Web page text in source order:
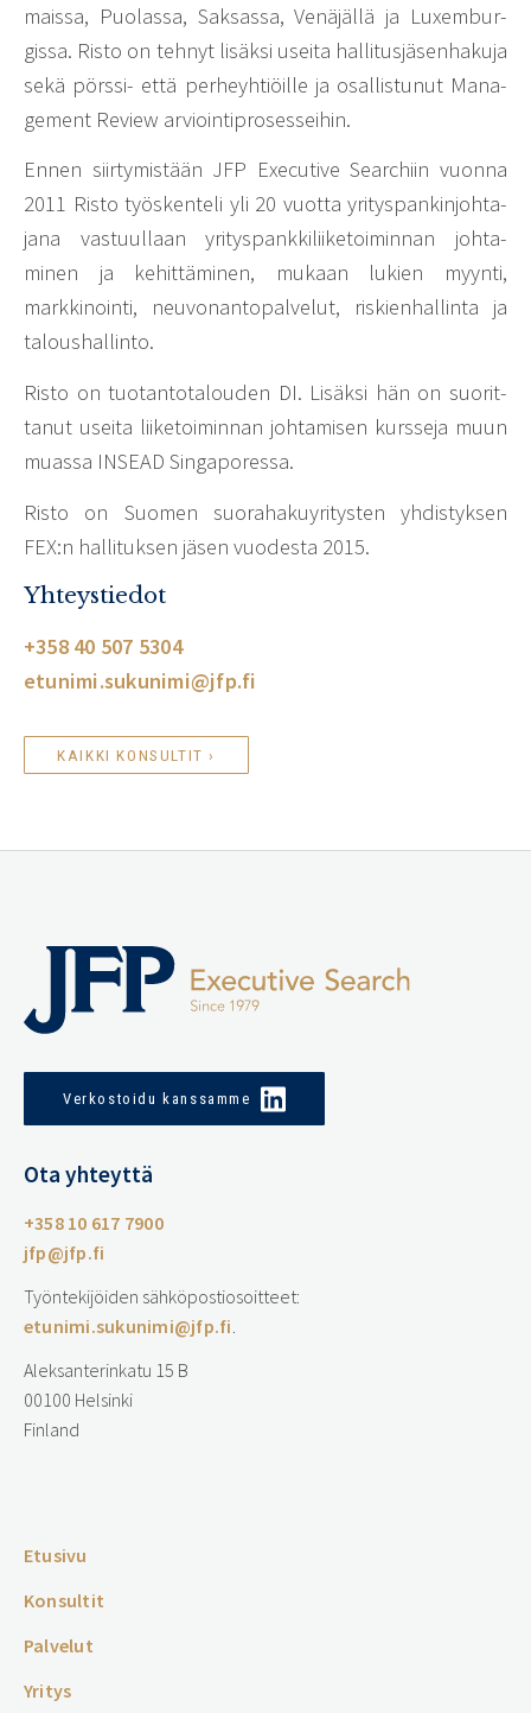
maissa, Puolassa, Saksassa, Venä­jällä ja Luxem­bur­
gissa. Risto on tehnyt lisäksi useita halli­tus­jä­sen­ha­kuja
sekä pörssi- että perheyhtiöille ja osal­lis­tunut Mana­
ge­ment Review arvioin­ti­pro­ses­seihin.
Ennen siir­ty­mis­tään JFP Execu­tive Searc­hiin vuonna
2011 Risto työs­ken­teli yli 20 vuotta yritys­pan­kin­joh­ta­
jana vastuul­laan yritys­pank­ki­lii­ke­toi­minnan johta­
minen ja kehit­tä­minen, mukaan lukien myynti,
markkinointi, neuvonantopalvelut, riskien­hal­linta ja
talous­hal­linto.
Risto on tuotan­to­ta­louden DI. Lisäksi hän on suorit­
tanut useita liike­toi­minnan johta­misen kurs­seja muun
muassa INSEAD Singa­po­ressa.
Risto on Suomen suora­ha­ku­yri­tysten yhdis­tyksen
FEX:n halli­tuksen jäsen vuodesta 2015.
Yhteystiedot
+358 40 507 5304
etunimi.sukunimi@jfp.fi
KAIKKI KONSULTIT ›
Verkostoidu kanssamme
Ota yhteyttä
+358 10 617 7900
jfp@jfp.fi
Työntekijöiden sähköpostiosoitteet:
etunimi.sukunimi@jfp.fi.
Aleksanterinkatu 15 B
00100 Helsinki
Finland
Etusivu
Konsultit
Palvelut
Yritys